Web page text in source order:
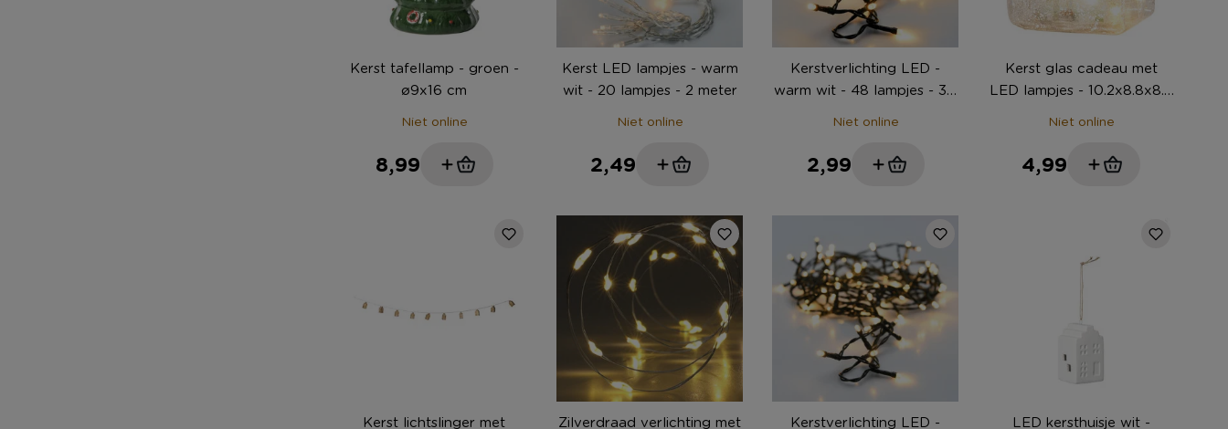
Kerst tafellamp - groen -
ø9x16 cm
Niet online
8,99
Kerst LED lampjes - warm
wit - 20 lampjes - 2 meter
Niet online
2,49
Kerstverlichting LED -
warm wit - 48 lampjes - 3.5
Niet online
2,99
Kerst glas cadeau met
LED lampjes - 10.2x8.8x8.8
Niet online
4,99
Kerst lichtslinger met Zilverdraad verlichting met Kerstverlichting LED - LED kersthuisje wit -